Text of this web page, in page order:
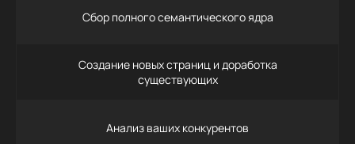
Сбор полного семантического ядра
Создание новых страниц и доработка
существующих
Анализ ваших конкурентов